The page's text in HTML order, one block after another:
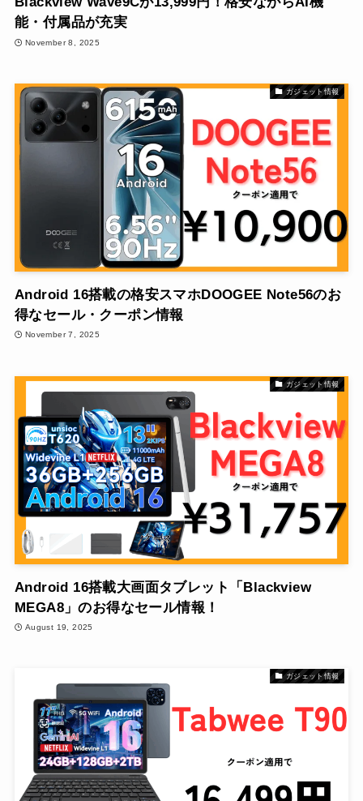
能・付属品が充実
November 8, 2025
ガジェット情報
Android 16搭載の格安スマホDOOGEE Note56のお
得なセール・クーポン情報
November 7, 2025
ガジェット情報
Android 16搭載大画面タブレット「Blackview
MEGA8」のお得なセール情報！
August 19, 2025
ガジェット情報